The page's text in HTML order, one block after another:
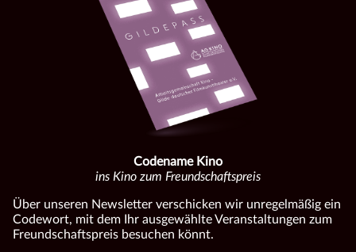
Codename Kino
ins Kino zum Freundschaftspreis
Über unseren Newsletter verschicken wir unregelmäßig ein
Codewort, mit dem Ihr ausgewählte Veranstaltungen zum
Freundschaftspreis besuchen könnt.